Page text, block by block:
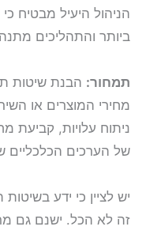
הניהול היעיל מבטיח
ביותר והתהליכים
תמחור: הבנת שיטות
מחירי המוצרים או
ניתוח עלויות, קביעת
של הערכים הכלכליים
יש לציין כי ידע
זה לא הכל. ישנם גם